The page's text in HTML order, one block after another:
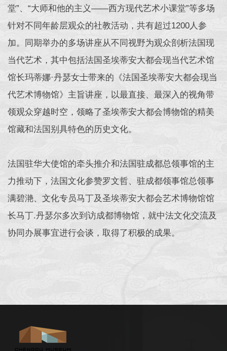
堂”、“大师和他的主义——西方现代艺术小课堂”等多场
针对不同年龄层观众的社教活动，共有超过1200人参
加。同期举办的多场讲座从不同视野为观众剖析法国现
当代艺术，其中包括法国圣埃蒂安大都会现当代艺术馆
馆长玛蒂娜·丹瑟女士带来的《法国圣埃蒂安大都会现当
代艺术博物馆》主旨讲座，以最直接、最深入的视角带
领观众穿越时空，领略了圣埃蒂安大都会博物馆的精美
馆藏和法国别具特色的历史文化。
法国驻华大使馆的牵头推介和法国驻成都总领事馆的主
力推动下，法国文化参赞罗文哲、驻成都领事馆总领事
满碧滟、文化专员马丁及圣埃蒂安大都会艺术博物馆馆
长马丁.丹瑟尔多次到访成都博物馆，就中法文化交流及
协同办展事宜进行会谈，取得了积极的成果。